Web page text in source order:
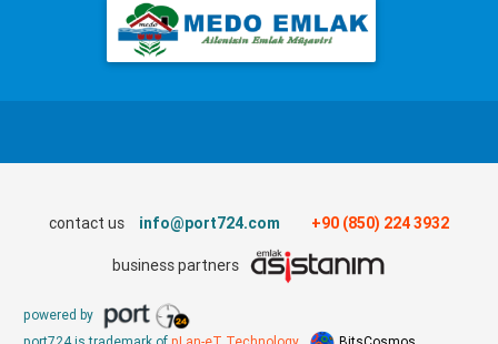
contact us info@port724.com +90 (850) 224 3932
business partners
powered by